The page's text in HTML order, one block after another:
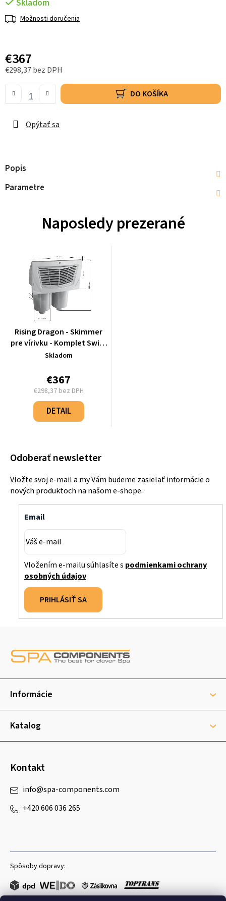
Skladom
Možnosti doručenia
€367
€298,37 bez DPH
DO KOŠÍKA
Opýtať sa
Popis
Parametre
Naposledy prezerané
Rising Dragon - Skimmer
pre vírivku - Komplet Swim
SPA (Double) - 1.15.163301
Skladom
€367
€298,37 bez DPH
Jednotková
cena:
DETAIL
Odoberať newsletter
Vložte svoj e-mail a my Vám budeme zasielať informácie o
nových produktoch na našom e-shope.
Email
Vložením e-mailu súhlasíte s podmienkami ochrany
osobných údajov
PRIHLÁSIŤ SA
ä
i
Informácie
Katalog
Kontakt
info@spa-components.com
+420 606 036 265
Spôsoby dopravy: